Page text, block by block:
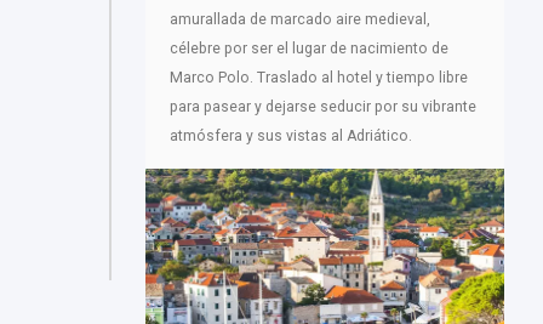
amurallada de marcado aire medieval,
célebre por ser el lugar de nacimiento de
Marco Polo. Traslado al hotel y tiempo libre
para pasear y dejarse seducir por su vibrante
atmósfera y sus vistas al Adriático.